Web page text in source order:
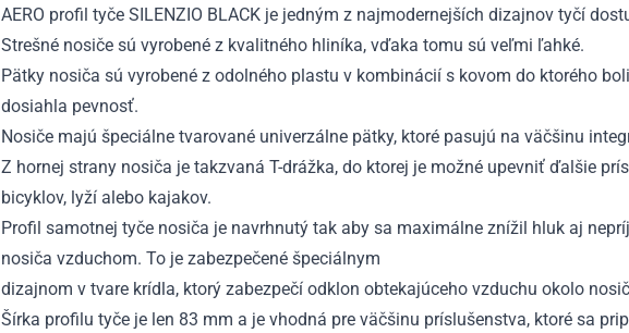
AERO profil tyče SILENZIO BLACK je jedným z najmodernejších dizajnov tyčí
Strešné nosiče sú vyrobené z kvalitného hliníka, vďaka tomu sú veľmi ľahké.
Pätky nosiča sú vyrobené z odolného plastu v kombinácií s kovom do ktorého
dosiahla pevnosť.
Nosiče majú špeciálne tvarované univerzálne pätky, ktoré pasujú na väčšinu
Z hornej strany nosiča je takzvaná T-drážka, do ktorej je možné upevniť ďalšie
bicyklov, lyží alebo kajakov.
Profil samotnej tyče nosiča je navrhnutý tak aby sa maximálne znížil hluk aj
nosiča vzduchom. To je zabezpečené špeciálnym
dizajnom v tvare krídla, ktorý zabezpečí odklon obtekajúceho vzduchu okolo
Šírka profilu tyče je len 83 mm a je vhodná pre väčšinu príslušenstva, ktoré sa